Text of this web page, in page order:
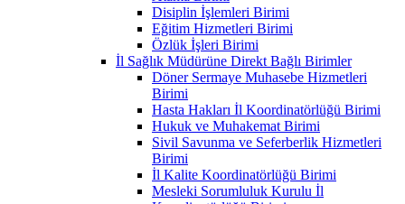
Disiplin İşlemleri Birimi
Eğitim Hizmetleri Birimi
Özlük İşleri Birimi
İl Sağlık Müdürüne Direkt Bağlı Birimler
Döner Sermaye Muhasebe Hizmetleri
Birimi
Hasta Hakları İl Koordinatörlüğü Birimi
Hukuk ve Muhakemat Birimi
Sivil Savunma ve Seferberlik Hizmetleri
Birimi
İl Kalite Koordinatörlüğü Birimi
Mesleki Sorumluluk Kurulu İl